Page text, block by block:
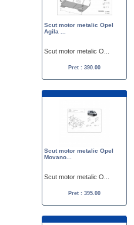
Scut motor metalic Opel
Agila ...
Scut motor metalic O...
Pret : 390.00
Scut motor metalic Opel
Movano...
Scut motor metalic O...
Pret : 395.00